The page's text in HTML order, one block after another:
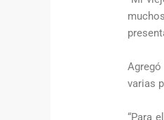
varias
“Para